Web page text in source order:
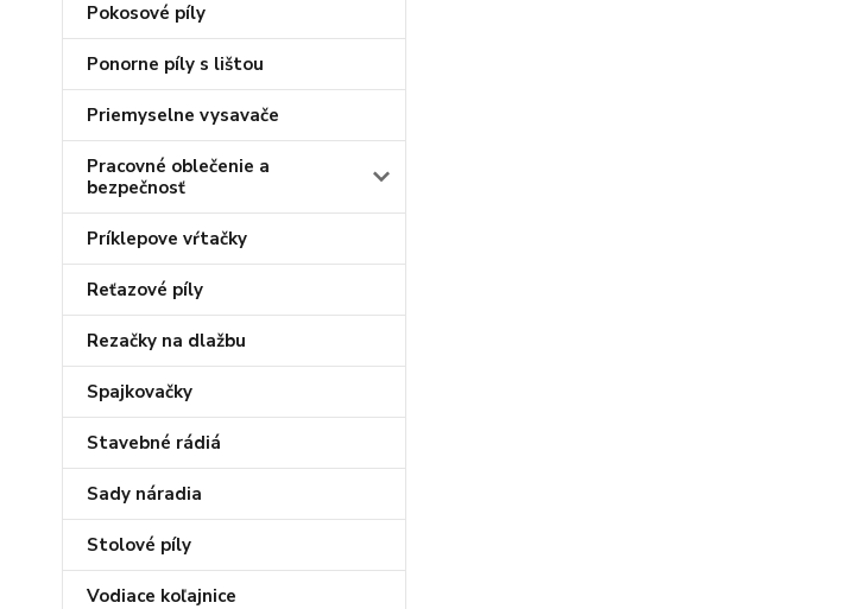
Pokosové píly
Ponorne píly s lištou
Priemyselne vysavače
Pracovné oblečenie a
bezpečnosť
Príklepove vŕtačky
Reťazové píly
Rezačky na dlažbu
Spajkovačky
Stavebné rádiá
Sady náradia
Stolové píly
Vodiace koľajnice